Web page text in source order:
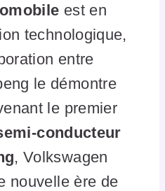
est en
technologique,
entre
le démontre
le premier
conducteur
, Volkswagen
nouvelle ère de